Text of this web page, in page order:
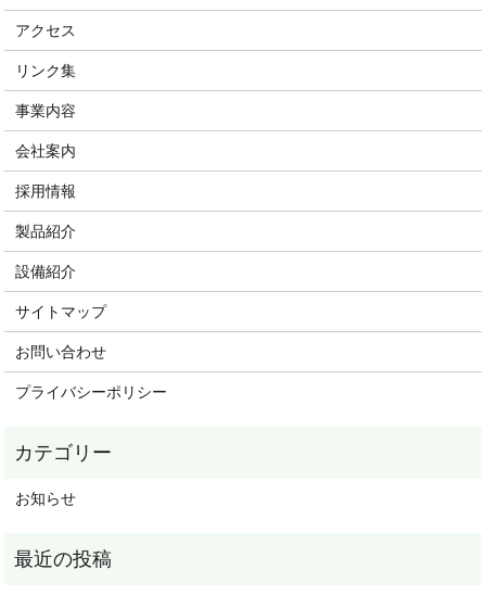
アクセス
リンク集
事業内容
会社案内
採用情報
製品紹介
設備紹介
サイトマップ
お問い合わせ
プライバシーポリシー
お知らせ